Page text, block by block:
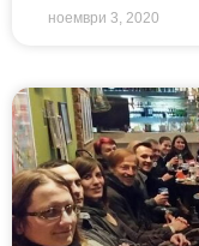
ноември 3, 2020